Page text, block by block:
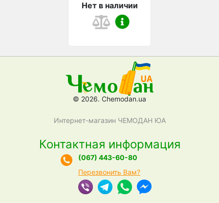
Нет в наличии
© 2026. Chemodan.ua
Интернет-магазин ЧЕМОДАН ЮА
Контактная информация
(067) 443-60-80
Перезвонить Вам?